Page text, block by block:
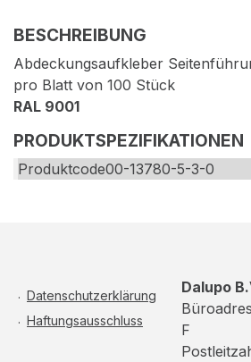
BESCHREIBUNG
Abdeckungsaufkleber
pro Blatt von 100 Stück
RAL 9001
PRODUKTSPEZIFIKATIONEN
Produktcode00-13780-5-3-0
Datenschutzerklärung
Haftungsausschluss
Dalupo
F